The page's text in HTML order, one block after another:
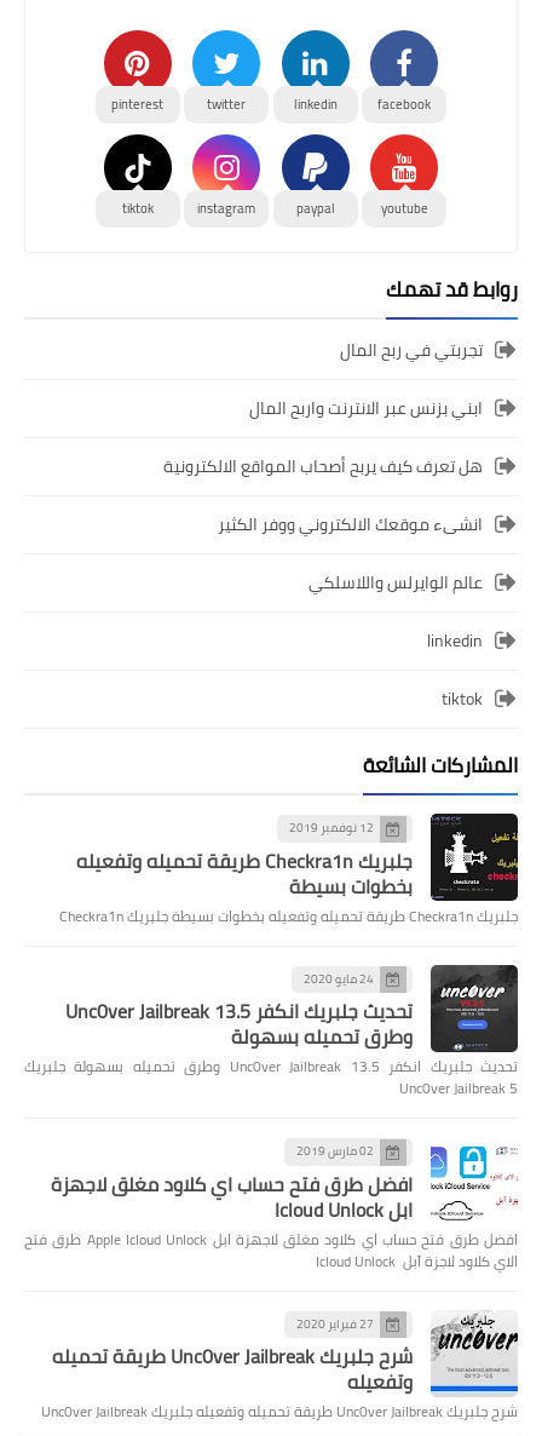
facebook
linkedin
twitter
pinterest
youtube
paypal
instagram
tiktok
روابط قد تهمك
تجربتي في ربح المال
ابني بزنس عبر الانترنت واربح المال
هل تعرف كيف يربح أصحاب المواقع الالكترونية
انشىء موقعك الالكتروني ووفر الكثير
عالم الوايرلس واللاسلكي
linkedin
tiktok
المشاركات الشائعة
12 نوفمبر 2019
جلبريك Checkra1n طريقة تحميله وتفعيله
بخطوات بسيطة
جلبريك Checkra1n طريقة تحميله وتفعيله بخطوات بسيطة جلبريك Checkra1n
24 مايو 2020
تحديث جلبريك انكفر Unc0ver Jailbreak 13.5
وطرق تحميله بسهولة
تحديث جلبريك انكفر Unc0ver Jailbreak 13.5 وطرق تحميله بسهولة جلبريك
Unc0ver Jailbreak 5
02 مارس 2019
افضل طرق فتح حساب اي كلاود مغلق لاجهزة
ابل Icloud Unlock
افضل طرق فتح حساب اي كلاود مغلق لاجهزة ابل Apple Icloud Unlock طرق فتح
الاي كلاود لاجزة آبل Icloud Unlock
27 فبراير 2020
شرح جلبريك Unc0ver Jailbreak طريقة تحميله
وتفعيله
شرح جلبريك Unc0ver Jailbreak طريقة تحميله وتفعيله جلبريك Unc0ver Jailbreak